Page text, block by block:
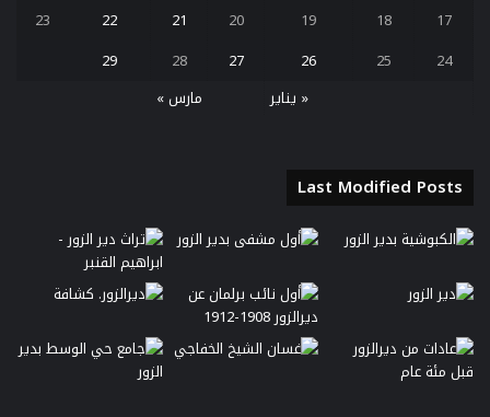
« يناير مارس »
17
18
19
20
21
22
23
24
25
26
27
28
29
Last Modified Posts